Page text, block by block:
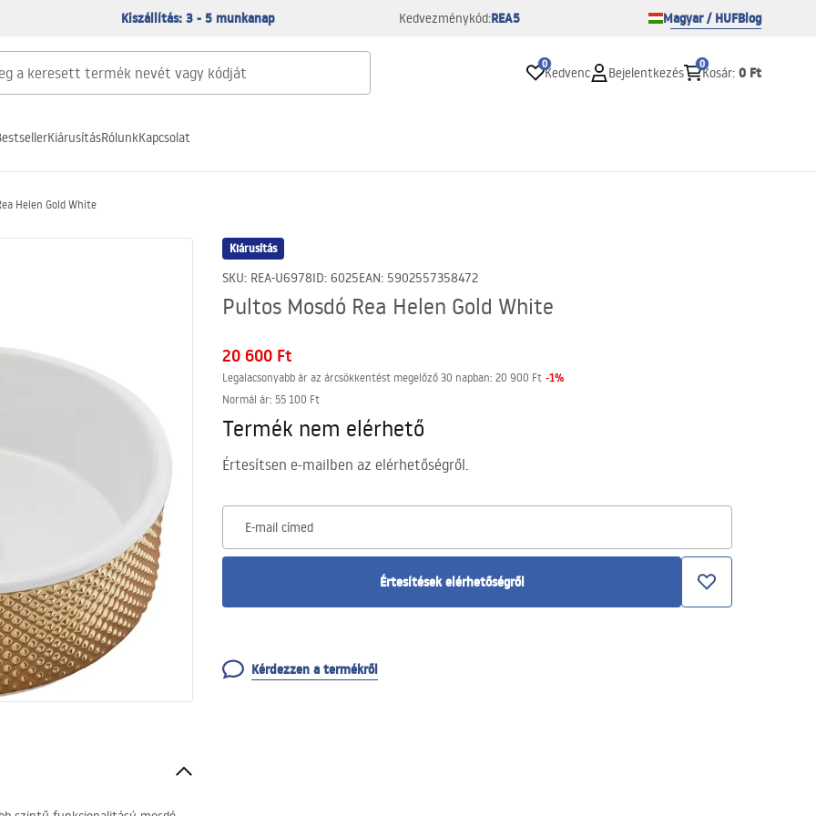
Kiszállítás: 3 - 5 munkanap Kedvezménykód:REA5 Magyar / HUFBlog
0
Kedvenc Bejelentkezés
0
Kosár: 0 Ft
KiárusításRólunkKapcsolat
Helen Gold White
Kiárusítás
SKU: REA-U6978ID: 6025EAN: 5902557358472
Pultos Mosdó Rea Helen Gold White
20 600 Ft
Legalacsonyabb ár az árcsökkentést megelőző 30 napban: 20 900 Ft -1%
Normál ár: 55 100 Ft
Termék nem elérhető
Értesítsen e-mailben az elérhetőségről.
E-mail címed
Értesítések elérhetőségről
Kérdezzen a termékről